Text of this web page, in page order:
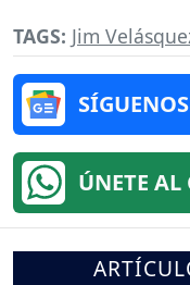
TAGS: Jim
ÚNETE